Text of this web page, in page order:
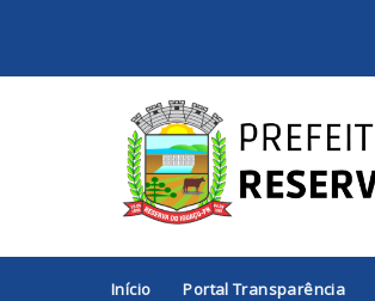
Início Portal Transparência